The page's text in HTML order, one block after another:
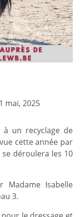
mai, 2025
un recyclage de
cette année par
déroulera les 10
Madame Isabelle
3.